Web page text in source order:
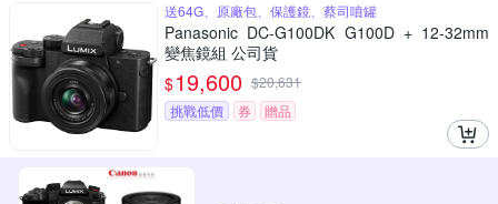
送64G、原廠包、保護鏡、蔡司噴罐
Panasonic DC-G100DK G100D + 12-32mm
變焦鏡組 公司貨
$19,600 $20,631
挑戰低價
券 贈品